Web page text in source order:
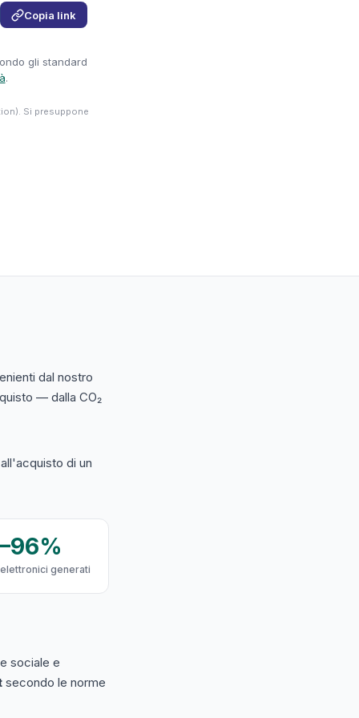
Copia link
gli standard
.
Si presuppone
dal nostro
— dalla CO₂
di un
generati
sociale e
secondo le norme